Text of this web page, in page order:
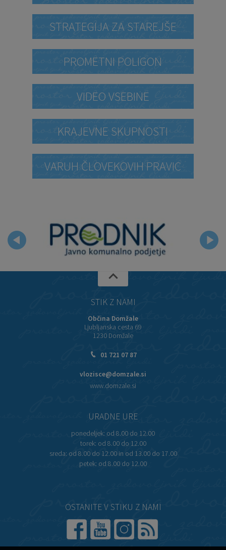
STRATEGIJA ZA STAREJŠE
PROMETNI POLIGON
VIDEO VSEBINE
KRAJEVNE SKUPNOSTI
VARUH ČLOVEKOVIH PRAVIC
STIK Z NAMI
Občina Domžale
Ljubljanska cesta 69
1230 Domžale
01 721 07 87
vlozisce@domzale.si
www.domzale.si
URADNE URE
ponedeljek: od 8.00 do 12.00
torek: od 8.00 do 12.00
sreda: od 8.00 do 12.00 in od 13.00 do 17.00
petek: od 8.00 do 12.00
OSTANITE V STIKU Z NAMI